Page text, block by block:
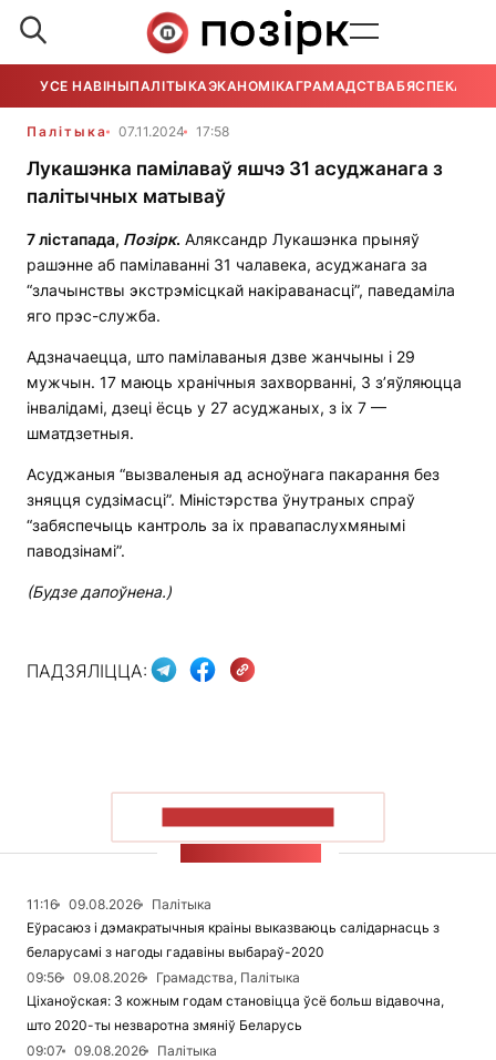
УСЕ НАВІНЫПАЛІТЫКАЭКАНОМІКАГРАМАДСТВАБЯСПЕКА
Палітыка 07.11.2024 17:58
Лукашэнка памілаваў яшчэ 31 асуджанага з
палітычных матываў
7 лістапада, Позірк. Аляксандр Лукашэнка прыняў
рашэнне аб памілаванні 31 чалавека, асуджанага за
“злачынствы экстрэмісцкай накіраванасці”, паведаміла
яго прэс-служба.
Адзначаецца, што памілаваныя дзве жанчыны і 29
мужчын. 17 маюць хранічныя захворванні, 3 з’яўляюцца
інвалідамі, дзеці ёсць у 27 асуджаных, з іх 7 —
шматдзетныя.
Асуджаныя “вызваленыя ад асноўнага пакарання без
зняцця судзімасці”. Міністэрства ўнутраных спраў
“забяспечыць кантроль за іх правапаслухмянымі
паводзінамі”.
(Будзе дапоўнена.)
ПАДЗЯЛІЦЦА:
11:16 09.08.2026
Палітыка
Еўрасаюз і дэмакратычныя краіны выказваюць салідарнасць з
беларусамі з нагоды гадавіны выбараў-2020
09:56
09.08.2026
Грамадства, Палітыка
Ціханоўская: З кожным годам становіцца ўсё больш відавочна,
што 2020-ты незваротна змяніў Беларусь
09:07
09.08.2026
Палітыка